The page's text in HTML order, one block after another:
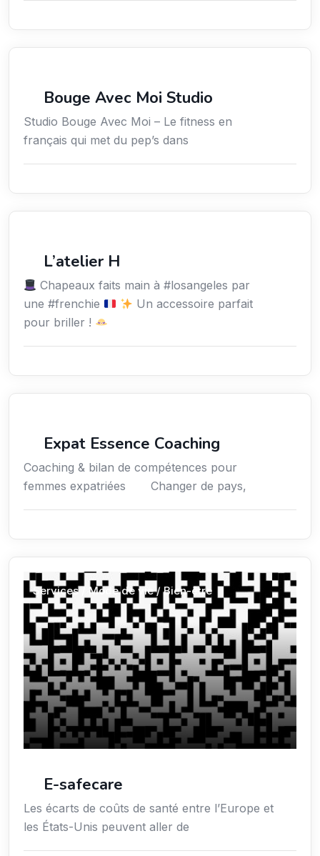
Bouge Avec Moi Studio
Studio Bouge Avec Moi – Le fitness en
français qui met du pep’s dans
L’atelier H
Chapeaux faits main à #losangeles par
une #frenchie
Un accessoire parfait
pour briller !
Expat Essence Coaching
Coaching & bilan de compétences pour
femmes expatriées Changer de pays,
Services / Mode de vie / Bien-être
E-safecare
Les écarts de coûts de santé entre l’Europe et
les États-Unis peuvent aller de